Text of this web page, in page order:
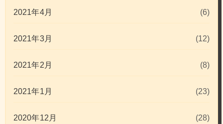
2021年4月 (6)
2021年3月 (12)
2021年2月 (8)
2021年1月 (23)
2020年12月 (28)